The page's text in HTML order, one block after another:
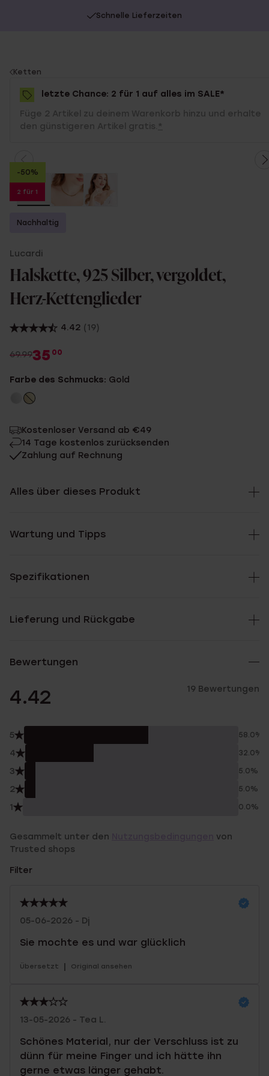
Schnelle Lieferzeiten
You
are
here:
Ketten
letzte Chance: 2 für 1 auf alles im SALE*
Füge 2 Artikel zu deinem Warenkorb hinzu und erhalte
den günstigeren Artikel gratis. *
-50%
2 für 1
Nachhaltig
Lucardi
Halskette, 925 Silber, vergoldet,
Herz-Kettenglieder
4.42 (19)
69.9935 00
Farbe des Schmucks: Gold
Kostenloser Versand ab €49
14 Tage kostenlos zurücksenden
Zahlung auf Rechnung
Alles über dieses Produkt
Wartung und Tipps
Spezifikationen
Lieferung und Rückgabe
Bewertungen
4.42 19 Bewertungen
5 58.0%
4 32.0%
3 5.0%
2 5.0%
1 0.0%
Gesammelt unter den
von
Trusted shops
Filter
05-06-2026 - Dj
Sie mochte es und war glücklich
Übersetzt | Original ansehen
13-05-2026 - Tea L.
Schönes Material, nur der Verschluss ist zu
dünn für meine Finger und ich hätte ihn
gerne etwas länger gehabt.